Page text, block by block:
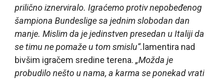
prilično iznerviralo. Igraćemo protiv nepobeđenog
šampiona Bundeslige sa jednim slobodan dan
manje. Mislim da je jedinstven presedan u Italiji da
se timu ne pomaže u tom smislu“.lamentira nad
bivšim igračem sredine terena. „Možda je
probudilo nešto u nama, a karma se ponekad vrati